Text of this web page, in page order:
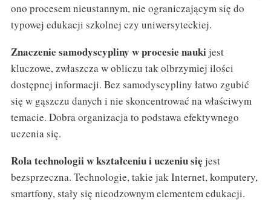
ono procesem nieustannym, nie ograniczającym się do
typowej edukacji szkolnej czy uniwersyteckiej.
Znaczenie samodyscypliny w procesie naukijest
kluczowe, zwłaszcza w obliczu tak olbrzymiej ilości
dostępnej informacji. Bez samodyscypliny łatwo zgubić
się w gąszczu danych i nie skoncentrować na właściwym
temacie. Dobra organizacja to podstawa efektywnego
uczenia się.
Rola technologii w kształceniu i uczeniu się jest
bezsprzeczna. Technologie, takie jak Internet, komputery,
smartfony, stały się nieodzownym elementem edukacji.